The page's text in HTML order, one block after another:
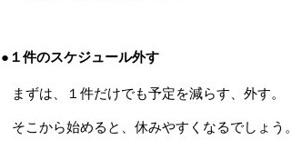
●１件のスケジュール外す
まずは、１件だけでも予定を減らす、外す。
そこから始めると、休みやすくなるでしょう。